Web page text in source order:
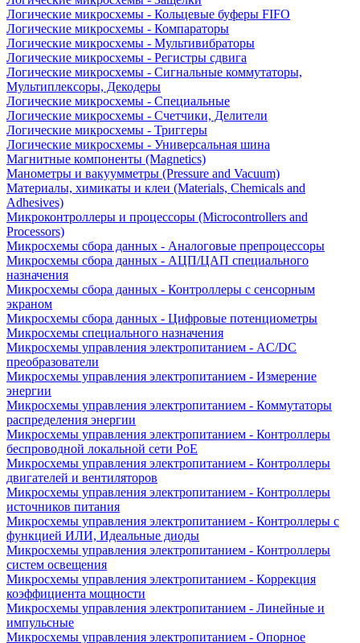
Логические микросхемы - Кольцевые буферы FIFO
Логические микросхемы - Компараторы
Логические микросхемы - Мультивибраторы
Логические микросхемы - Регистры сдвига
Логические микросхемы - Сигнальные коммутаторы,
Мультиплексоры, Декодеры
Логические микросхемы - Специальные
Логические микросхемы - Счетчики, Делители
Логические микросхемы - Триггеры
Логические микросхемы - Универсальная шина
Магнитные компоненты (Magnetics)
Манометры и вакуумметры (Pressure and Vacuum)
Материалы, химикаты и клеи (Materials, Chemicals and
Adhesives)
Микроконтроллеры и процессоры (Microcontrollers and
Processors)
Микросхемы сбора данных - Аналоговые препроцессоры
Микросхемы сбора данных - АЦП/ЦАП специального
назначения
Микросхемы сбора данных - Контроллеры с сенсорным
экраном
Микросхемы сбора данных - Цифровые потенциометры
Микросхемы специального назначения
Микросхемы управления электропитанием - AC/DC
преобразователи
Микросхемы управления электропитанием - Измерение
энергии
Микросхемы управления электропитанием - Коммутаторы
распределения энергии
Микросхемы управления электропитанием - Контроллеры
беспроводной локальной сети PoE
Микросхемы управления электропитанием - Контроллеры
двигателей и вентиляторов
Микросхемы управления электропитанием - Контроллеры
источников питания
Микросхемы управления электропитанием - Контроллеры с
функцией ИЛИ, Идеальные диоды
Микросхемы управления электропитанием - Контроллеры
систем освещения
Микросхемы управления электропитанием - Коррекция
коэффициента мощности
Микросхемы управления электропитанием - Линейные и
импульсные
Микросхемы управления электропитанием - Опорное